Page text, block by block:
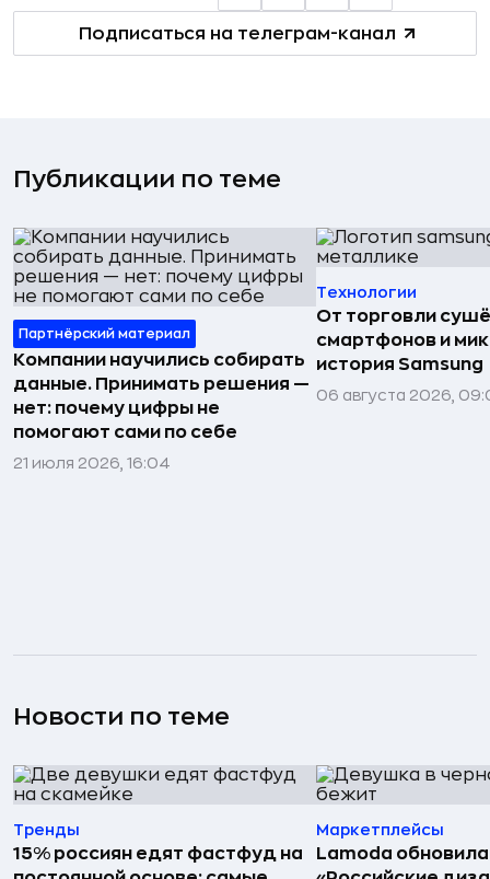
Подписаться на телеграм-канал
Публикации по теме
Партнёрский материал
Компании научились собирать
данные. Принимать решения —
нет: почему цифры не
помогают сами по себе
21 июля 2026, 16:04
Технологии
От торговли
смартфонов и
история Samsung
06 августа 2026,
Новости по теме
Тренды
15% россиян едят фастфуд на
Маркетплейсы
Lamoda